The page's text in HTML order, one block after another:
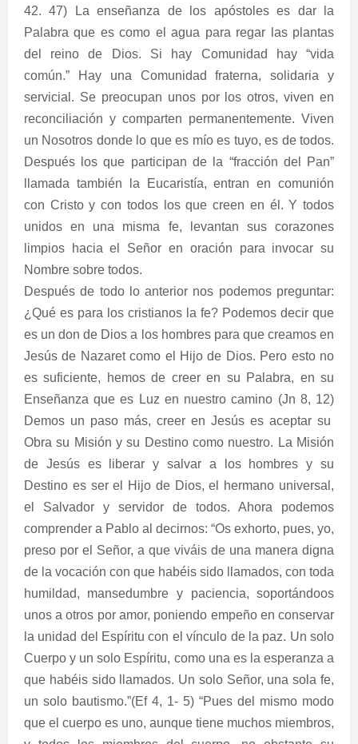
42. 47) La enseñanza de los apóstoles es dar la
Palabra que es como el agua para regar las plantas
del reino de Dios. Si hay Comunidad hay “vida
común.” Hay una Comunidad fraterna, solidaria y
servicial. Se preocupan unos por los otros, viven en
reconciliación y comparten permanentemente. Viven
un Nosotros donde lo que es mío es tuyo, es de todos.
Después los que participan de la “fracción del Pan”
llamada también la Eucaristía, entran en comunión
con Cristo y con todos los que creen en él. Y todos
unidos en una misma fe, levantan sus corazones
limpios hacia el Señor en oración para invocar su
Nombre sobre todos.
Después de todo lo anterior nos podemos preguntar:
¿Qué es para los cristianos la fe? Podemos decir que
es un don de Dios a los hombres para que creamos en
Jesús de Nazaret como el Hijo de Dios. Pero esto no
es suficiente, hemos de creer en su Palabra, en su
Enseñanza que es Luz en nuestro camino (Jn 8, 12)
Demos un paso más, creer en Jesús es aceptar su
Obra su Misión y su Destino como nuestro. La Misión
de Jesús es liberar y salvar a los hombres y su
Destino es ser el Hijo de Dios, el hermano universal,
el Salvador y servidor de todos. Ahora podemos
comprender a Pablo al decirnos: “Os exhorto, pues, yo,
preso por el Señor, a que viváis de una manera digna
de la vocación con que habéis sido llamados, con toda
humildad, mansedumbre y paciencia, soportándoos
unos a otros por amor, poniendo empeño en conservar
la unidad del Espíritu con el vínculo de la paz. Un solo
Cuerpo y un solo Espíritu, como una es la esperanza a
que habéis sido llamados. Un solo Señor, una sola fe,
un solo bautismo.”(Ef 4, 1- 5) “Pues del mismo modo
que el cuerpo es uno, aunque tiene muchos miembros,